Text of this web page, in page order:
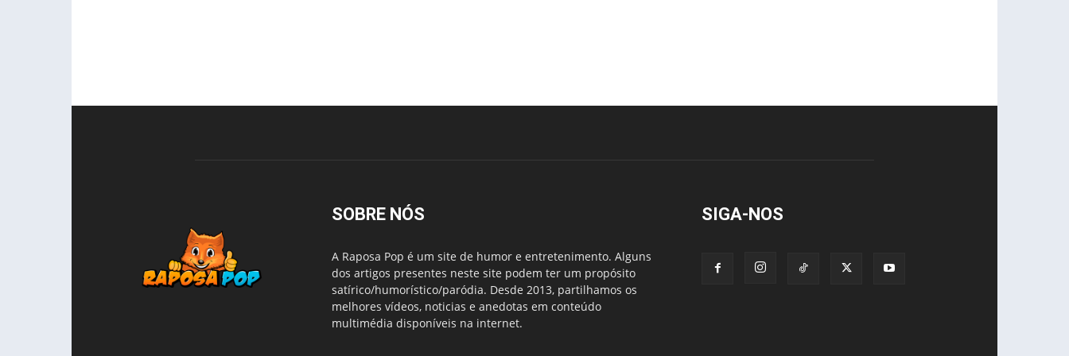
SOBRE NÓS
A Raposa Pop é um site de humor e entretenimento. Alguns
dos artigos presentes neste site podem ter um propósito
satírico/humorístico/paródia. Desde 2013, partilhamos os
melhores vídeos, noticias e anedotas em conteúdo
multimédia disponíveis na internet.
SIGA-NOS